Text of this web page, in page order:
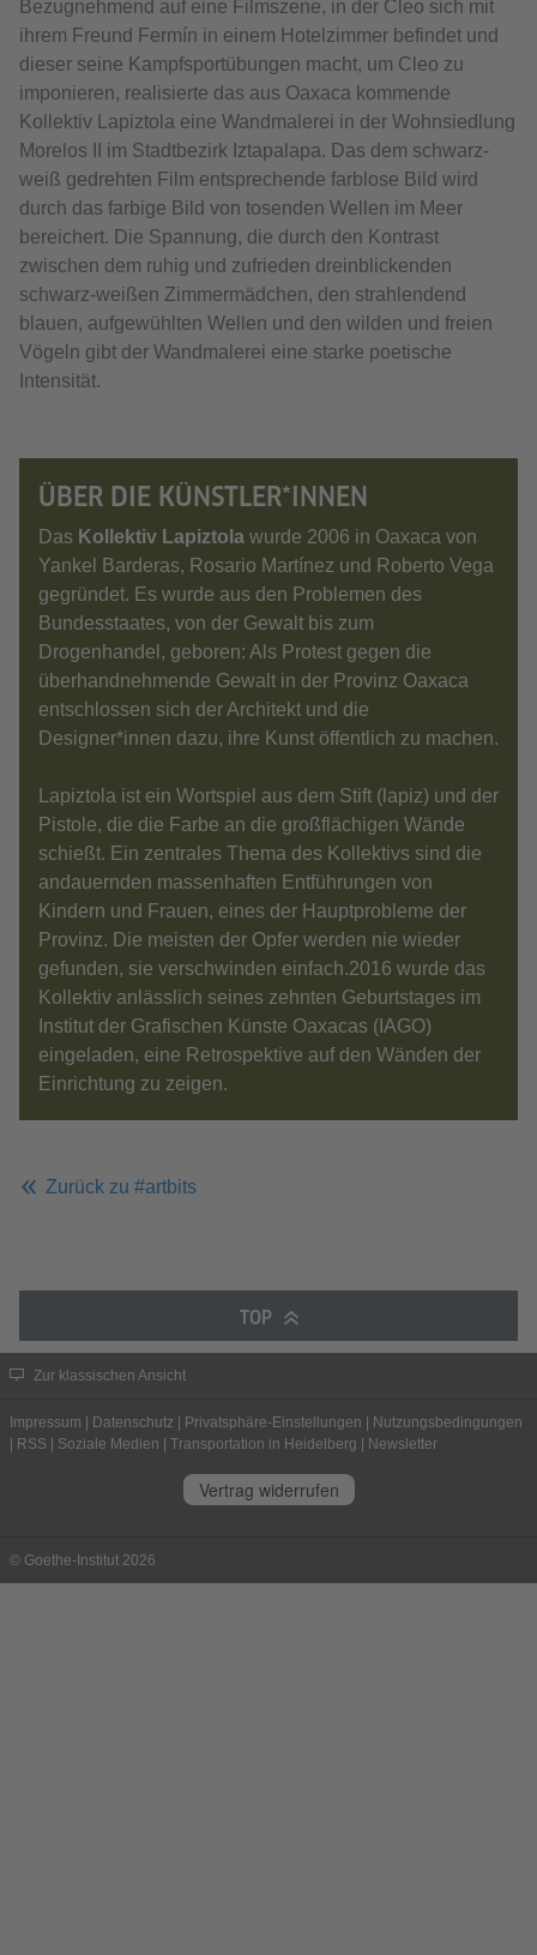
Bezugnehmend auf eine Filmszene, in der Cleo sich mit
ihrem Freund Fermín in einem Hotelzimmer befindet und
dieser seine Kampfsportübungen macht, um Cleo zu
imponieren, realisierte das aus Oaxaca kommende
Kollektiv Lapiztola eine Wandmalerei in der Wohnsiedlung
Morelos II im Stadtbezirk Iztapalapa. Das dem schwarz-
weiß gedrehten Film entsprechende farblose Bild wird
durch das farbige Bild von tosenden Wellen im Meer
bereichert. Die Spannung, die durch den Kontrast
zwischen dem ruhig und zufrieden dreinblickenden
schwarz-weißen Zimmermädchen, den strahlendend
blauen, aufgewühlten Wellen und den wilden und freien
Vögeln gibt der Wandmalerei eine starke poetische
Intensität.
ÜBER DIE KÜNSTLER*INNEN
Das Kollektiv Lapiztola wurde 2006 in Oaxaca von
Yankel Barderas, Rosario Martínez und Roberto Vega
gegründet. Es wurde aus den Problemen des
Bundesstaates, von der Gewalt bis zum
Drogenhandel, geboren: Als Protest gegen die
überhandnehmende Gewalt in der Provinz Oaxaca
entschlossen sich der Architekt und die
Designer*innen dazu, ihre Kunst öffentlich zu machen.
Lapiztola ist ein Wortspiel aus dem Stift (lapiz) und der
Pistole, die die Farbe an die großflächigen Wände
schießt. Ein zentrales Thema des Kollektivs sind die
andauernden massenhaften Entführungen von
Kindern und Frauen, eines der Hauptprobleme der
Provinz. Die meisten der Opfer werden nie wieder
gefunden, sie verschwinden einfach.2016 wurde das
Kollektiv anlässlich seines zehnten Geburtstages im
Institut der Grafischen Künste Oaxacas (IAGO)
eingeladen, eine Retrospektive auf den Wänden der
Einrichtung zu zeigen.
Zurück zu #artbits
TOP
Zur klassischen Ansicht
Impressum Datenschutz Privatsphäre-Einstellungen
Nutzungsbedingungen
RSS Soziale Medien Transportation in Heidelberg Newsletter
Vertrag widerrufen
© Goethe-Institut 2026